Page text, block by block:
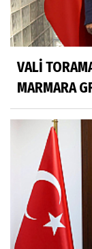
VALİ
MARMARA